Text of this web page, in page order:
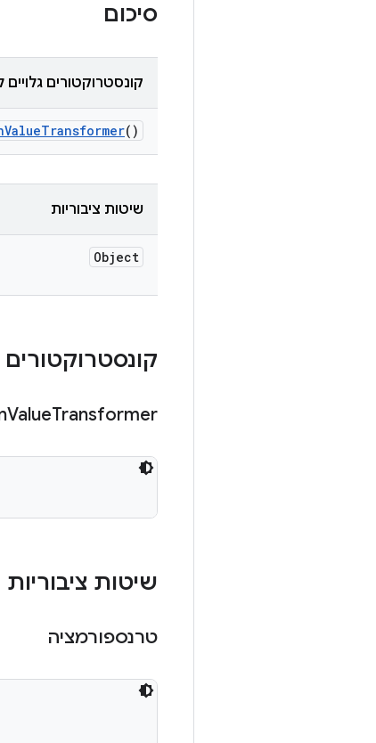
סיכום
קונסטרוקטורים גלויים
ValueTransformer()
שיטות ציבוריות
Object
קונסטרוקטורים
ValueTransformer
שיטות ציבוריות
טרנספורמציה